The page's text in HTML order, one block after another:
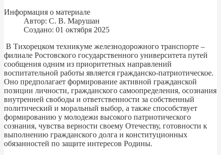
Информация о материале
Автор: С. В. Марушан
Создано: 01 октября 2025
В Тихорецком техникуме железнодорожного транспорте –
филиале Ростовского государственного университета путей
сообщения одним из приоритетных направлений
воспитательной работы является гражданско-патриотическое.
Оно предполагает формирование активной гражданской
позиции личности, гражданского самоопределения, осознания
внутренней свободы и ответственности за собственный
политический и моральный выбор, а также способствует
формированию у молодежи высокого патриотического
сознания, чувства верности своему Отечеству, готовности к
выполнению гражданского долга и конституционных
обязанностей по защите интересов Родины.